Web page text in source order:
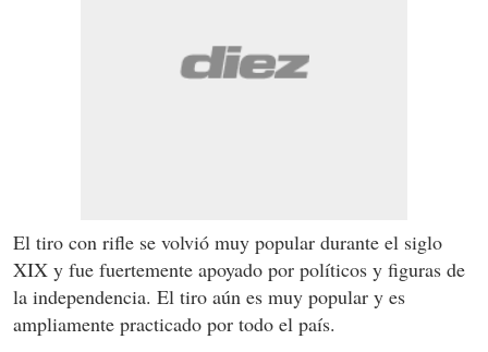
El tiro con rifle se volvió muy popular durante el siglo
XIX y fue fuertemente apoyado por políticos y figuras de
la independencia. El tiro aún es muy popular y es
ampliamente practicado por todo el país.